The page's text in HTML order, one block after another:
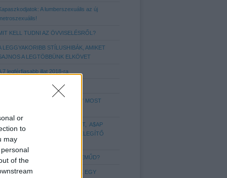
or
to
may
of the
A lumberszexuális az új
KELL TUDNI AZ ÖVVISELÉSRŐL?
LEGGYAKORIBB STÍLUSHIBÁK, AMIKET
A LEGTÖBBÜNK ELKÖVET
7 legférfiasabb illat 2018-ra
Még több hajstílus Nektek!
A LEGENDÁS „APU SPORTCIPŐ” MOST
VEDD KÉNYELMESRE A FIGURÁT, A$AP
ROCKY ÚJ SZINTRE EMELI A MELEGÍTŐ
MIT ÁRUL EL RÓLAD AZ ALSÓNEMŰD?
DOLOG, AMIT IMÁDNAK A NŐK EGY